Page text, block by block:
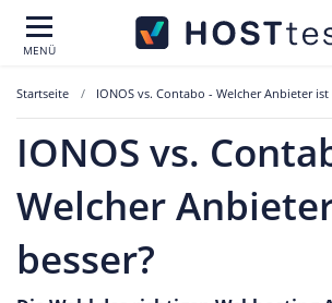
MENÜ
Startseite IONOS vs. Contabo - Welcher Anbieter ist
IONOS vs.
Welcher
besser?